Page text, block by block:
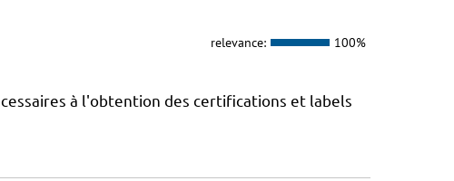
relevance: 100%
à l'obtention des certifications et labels